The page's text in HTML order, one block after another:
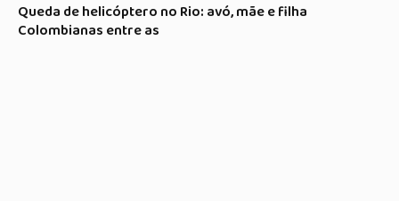
Queda de helicóptero no Rio: avó, mãe e filha
Colombianas entre as